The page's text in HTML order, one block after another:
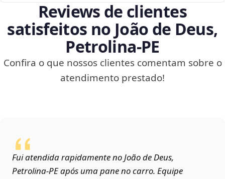
Reviews de clientes
satisfeitos no João de Deus,
Petrolina‑PE
Confira o que nossos clientes comentam sobre o
atendimento prestado!
Fui atendida rapidamente no João de Deus,
Petrolina‑PE após uma pane no carro. Equipe